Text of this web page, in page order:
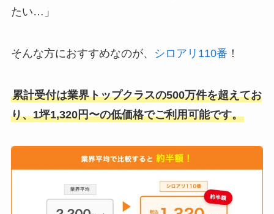
たい…」
そんな方におすすめなのが、 シロアリ110番 ！
累計受付は業界トップクラスの500万件を超えてお
り、1坪1,320円〜の低価格でご利用可能です。